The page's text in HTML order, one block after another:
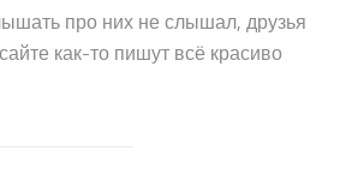
про них не слышал, друзья
как-то пишут всё красиво